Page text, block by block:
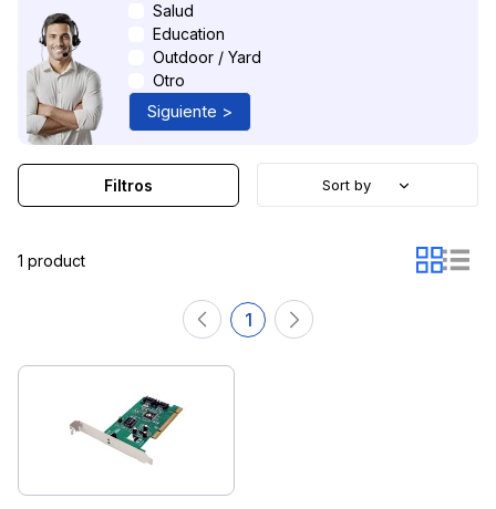
Salud
Education
Outdoor / Yard
Otro
Siguiente >
1 product
1
Filtros Sort by